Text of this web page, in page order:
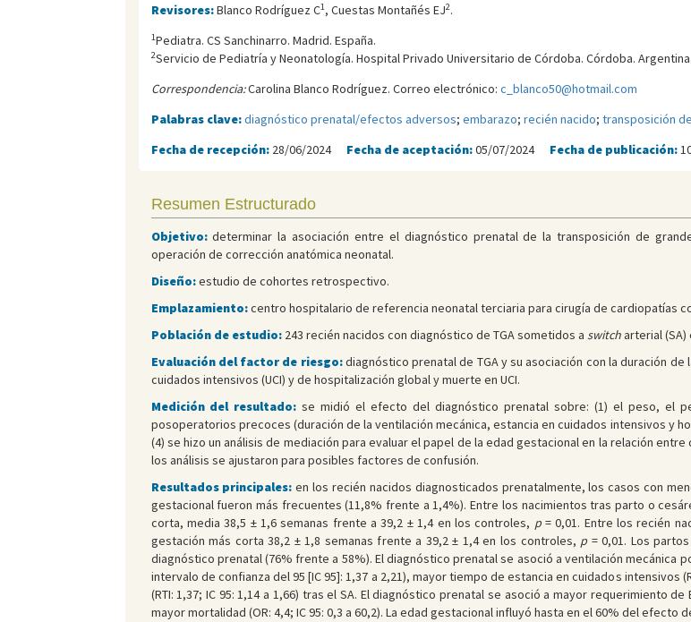
Revisores:Blanco Rodríguez C1, Cuestas Montañés EJ2.
1Pediatra. CS Sanchinarro. Madrid. España.
2Servicio de Pediatría y Neonatología. Hospital Privado Universitario de Córdoba. Córdoba. Argentina.
Correspondencia:Carolina Blanco Rodríguez. Correo electrónico: c_blanco50@hotmail.com
Palabras clave:diagnóstico prenatal/efectos adversos; embarazo; recién nacido; transposición
Fecha de recepción: 28/06/2024 Fecha de aceptación:05/07/2024 Fecha de publicación:
Resumen Estructurado
Objetivo:determinar la asociación entre el diagnóstico prenatal de la transposición de
operación de corrección anatómica neonatal.
Diseño:estudio de cohortes retrospectivo.
Emplazamiento:centro hospitalario de referencia neonatal terciaria para cirugía de cardiopatías
Población de estudio:243 recién nacidos con diagnóstico de TGA sometidos a switcharterial (SA)
Evaluación del factor de riesgo:diagnóstico prenatal de TGA y su asociación con la duración
cuidados intensivos (UCI) y de hospitalización global y muerte en UCI.
Medición del resultado: se midió el efecto del diagnóstico prenatal sobre: (1) el peso, el
posoperatorios precoces (duración de la ventilación mecánica, estancia en cuidados intensivos y
(4) se hizo un análisis de mediación para evaluar el papel de la edad gestacional en la relación
los análisis se ajustaron para posibles factores de confusión.
Resultados principales: en los recién nacidos diagnosticados prenatalmente, los casos con
gestacional fueron más frecuentes (11,8% frente a 1,4%). Entre los nacimientos tras parto o
corta, media 38,5 ± 1,6 semanas frente a 39,2 ± 1,4 en los controles, p= 0,01. Entre los recién
gestación más corta 38,2 ± 1,8 semanas frente a 39,2 ± 1,4 en los controles, p = 0,01. Los
diagnóstico prenatal (76% frente a 58%). El diagnóstico prenatal se asoció a ventilación mecánica
intervalo de confianza del 95 [IC 95]: 1,37 a 2,21), mayor tiempo de estancia en cuidados intensivos
(RTI: 1,37; IC 95: 1,14 a 1,66) tras el SA. El diagnóstico prenatal se asoció a mayor requerimiento
mayor mortalidad (OR: 4,4; IC 95: 0,3 a 60,2). La edad gestacional influyó hasta en el 60% del